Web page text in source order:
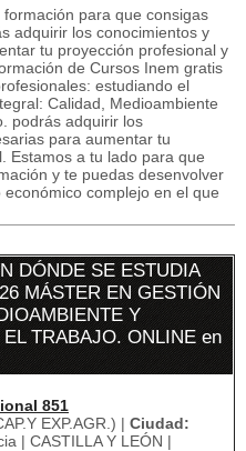
para que consigas
adquirir los conocimientos y
tu proyección profesional y
de Cursos Inem gratis
estudiando el
Calidad, Medioambiente
podrás adquirir los
para aumentar tu
Estamos a tu lado para que
y te puedas desenvolver
complejo en el que
DÓNDE SE ESTUDIA
MÁSTER EN GESTIÓN
Y
TRABAJO. ONLINE en
851
EXP.AGR.) | Ciudad:
| CASTILLA Y LEÓN |